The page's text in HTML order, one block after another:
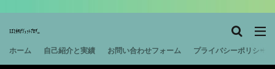
ホーム 自己紹介と実績 お問い合わせフォーム プライバシーポリシー